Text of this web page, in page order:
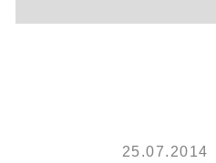
25.07.2014